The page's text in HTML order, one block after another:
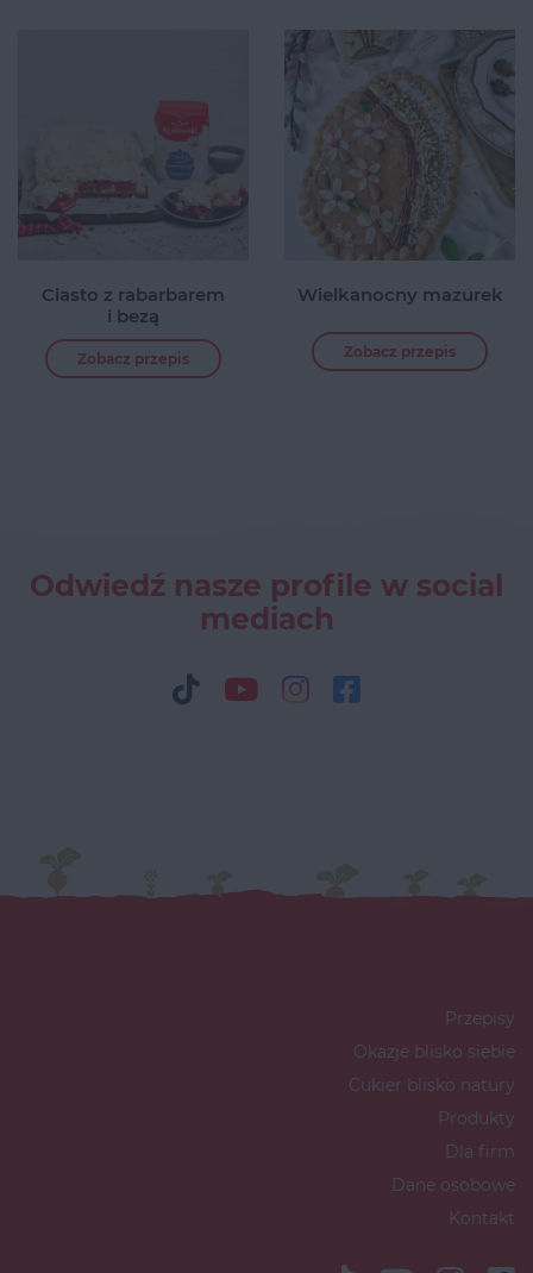
Ciasto z rabarbarem
i bezą
Zobacz przepis
Wielkanocny mazurek
Zobacz przepis
Odwiedź nasze profile w social
mediach
Przepisy
Okazje blisko siebie
Cukier blisko natury
Produkty
Dla firm
Dane osobowe
Kontakt